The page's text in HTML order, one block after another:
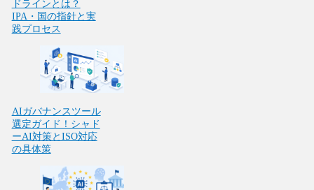
ドラインとは？
IPA・国の指針と実
践プロセス
AIガバナンスツール
選定ガイド！シャド
ーAI対策とISO対応
の具体策